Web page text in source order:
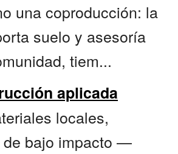
una coproducción: la
suelo y asesoría
tiem...
aplicada
locales,
de bajo impacto —